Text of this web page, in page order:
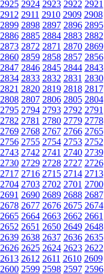
2925 2924 2923 2922 2921
2912 2911 2910 2909 2908
2899 2898 2897 2896 2895
2886 2885 2884 2883 2882
2873 2872 2871 2870 2869
2860 2859 2858 2857 2856
2847 2846 2845 2844 2843
2834 2833 2832 2831 2830
2821 2820 2819 2818 2817
2808 2807 2806 2805 2804
2795 2794 2793 2792 2791
2782 2781 2780 2779 2778
2769 2768 2767 2766 2765
2756 2755 2754 2753 2752
2743 2742 2741 2740 2739
2730 2729 2728 2727 2726
2717 2716 2715 2714 2713
2704 2703 2702 2701 2700
2691 2690 2689 2688 2687
2678 2677 2676 2675 2674
2665 2664 2663 2662 2661
2652 2651 2650 2649 2648
2639 2638 2637 2636 2635
2626 2625 2624 2623 2622
2613 2612 2611 2610 2609
2600 2599 2598 2597 2596